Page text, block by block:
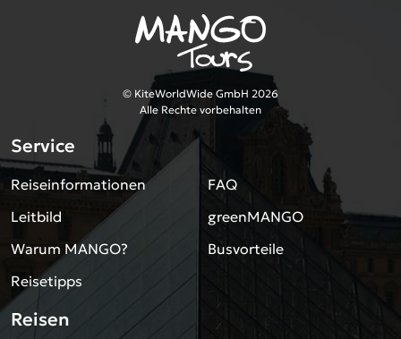
© KiteWorldWide GmbH 2026
Alle Rechte vorbehalten
Service
Reiseinformationen
Leitbild
Warum MANGO?
Reisetipps
FAQ
greenMANGO
Busvorteile
Reisen